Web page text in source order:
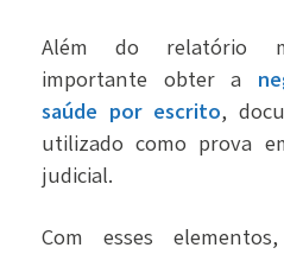
Além do relatório
importante obter a
saúde por escrito,
utilizado como prova
judicial.
Com esses